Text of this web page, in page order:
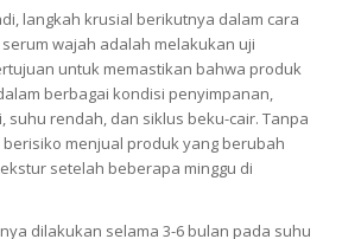
langkah krusial berikutnya dalam cara
wajah adalah melakukan uji
untuk memastikan bahwa produk
berbagai kondisi penyimpanan,
suhu rendah, dan siklus beku-cair. Tanpa
berisiko menjual produk yang berubah
setelah beberapa minggu di
dilakukan selama 3-6 bulan pada suhu